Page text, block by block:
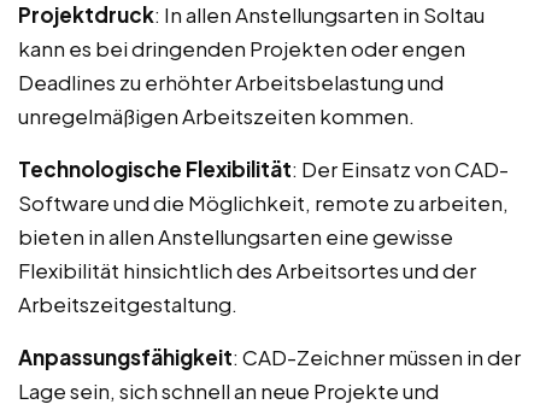
Projektdruck: In allen Anstellungsarten in Soltau
kann es bei dringenden Projekten oder engen
Deadlines zu erhöhter Arbeitsbelastung und
unregelmäßigen Arbeitszeiten kommen.
Technologische Flexibilität: Der Einsatz von CAD-
Software und die Möglichkeit, remote zu arbeiten,
bieten in allen Anstellungsarten eine gewisse
Flexibilität hinsichtlich des Arbeitsortes und der
Arbeitszeitgestaltung.
Anpassungsfähigkeit: CAD-Zeichner müssen in der
Lage sein, sich schnell an neue Projekte und